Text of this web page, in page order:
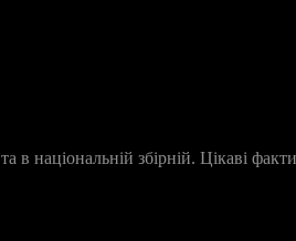
в національній збірній. Цікаві